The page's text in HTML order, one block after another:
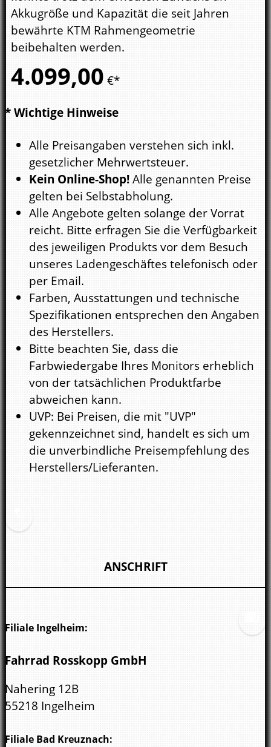
Akkugröße und Kapazität die seit Jahren
bewährte KTM Rahmengeometrie
beibehalten werden.
4.099,00 €*
* Wichtige Hinweise
Alle Preisangaben verstehen sich inkl.
gesetzlicher Mehrwertsteuer.
Kein Online-Shop!Alle genannten Preise
gelten bei Selbstabholung.
Alle Angebote gelten solange der Vorrat
reicht. Bitte erfragen Sie die Verfügbarkeit
des jeweiligen Produkts vor dem Besuch
unseres Ladengeschäftes telefonisch oder
per Email.
Farben, Ausstattungen und technische
Spezifikationen entsprechen den Angaben
des Herstellers.
Bitte beachten Sie, dass die
Farbwiedergabe Ihres Monitors erheblich
von der tatsächlichen Produktfarbe
abweichen kann.
UVP: Bei Preisen, die mit "UVP"
gekennzeichnet sind, handelt es sich um
die unverbindliche Preisempfehlung des
Herstellers/Lieferanten.
ANSCHRIFT
Filiale Ingelheim:
Fahrrad Rosskopp GmbH
Nahering 12B
55218 Ingelheim
Filiale Bad Kreuznach: